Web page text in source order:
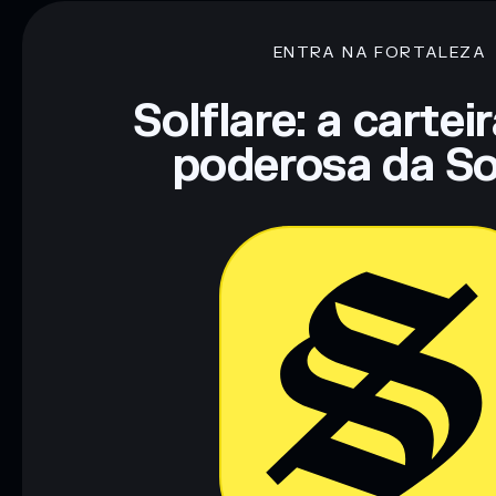
ENTRA NA FORTALEZA
Solflare: a
poderosa da